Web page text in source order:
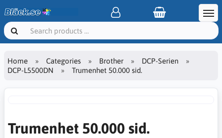
Home Categories Brother
DCP-Serien
DCP-L5500DN
Trumenhet 50.000 sid.
Trumenhet 50.000 sid.